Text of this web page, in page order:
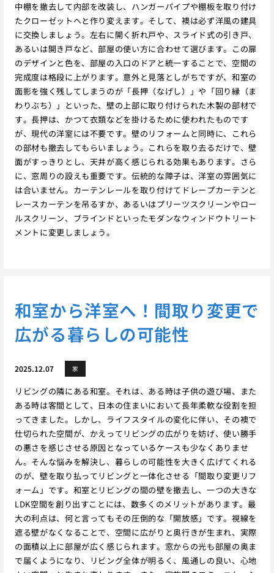
中棚を撤去して内部を改装し、ハンガーパイプや棚板を取り付け
たクローゼットへと作り変えます。そして、襖は必ず洋風の建具
に交換しましょう。左右に開く折れ戸や、スライド式の引き戸、
あるいは開き戸など、部屋の使い方に合わせて選びます。この扉
のデザインと色を、部屋の入口のドアと統一することで、空間の
完成度は格段に上がります。意外と見落としがちですが、和室の
面影を強く残してしまうのが「長押（なげし）」や「回り縁（ま
わりぶち）」といった、壁の上部に取り付けられた木製の部材で
す。長押は、かつて衣類などを掛けるために使われたものです
が、現代の洋室には不要です。壁のリフォームと同時に、これら
の部材も撤去してもらいましょう。これらを取り去るだけで、壁
面がすっきりとし、天井が高く感じられる効果もあります。さら
に、窓周りの設えも重要です。伝統的な障子は、洋室の雰囲気に
は合いません。カーテンレールを取り付けてドレープカーテンと
レースカーテンを吊るすか、あるいはプリーツスクリーンやロー
ルスクリーン、ブラインドといったモダンなウィンドウトリート
メントに変更しましょう。
和室から洋室へ！間取り変更で
広がる暮らしの可能性
2025.12.07 家
リビングの隣にある和室。それは、ある時は子供の遊び場、また
ある時は客間として、日本の住まいにおいて長年柔軟な役割を担
ってきました。しかし、ライフスタイルの変化に伴い、その襖で
仕切られた空間が、かえってリビングの広がりを妨げ、使い勝手
の悪さを感じさせる原因となっているケースも少なくありませ
ん。そんな悩みを解決し、暮らしの可能性を大きく広げてくれる
のが、壁を取り払ってリビングと一体化させる「間取り変更リフ
ォーム」です。和室とリビングの間の壁を撤去し、一つの大きな
LDK空間を創り出すことには、数多くのメリットがあります。最
大の利点は、何と言ってもその圧倒的な「開放感」です。視線を
遮る壁がなくなることで、空間に広がりと奥行きが生まれ、実際
の面積以上に部屋が広く感じられます。窓からの光も部屋の奥ま
で届くようになり、リビング全体が明るく、風通しの良い、心地